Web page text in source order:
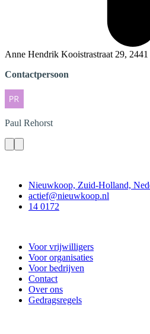
Anne Hendrik Kooistrastraat 29,
Contactpersoon
Paul Rehorst
Nieuwkoop, Zuid-Holland,
actief@nieuwkoop.nl
14 0172
Voor vrijwilligers
Voor organisaties
Voor bedrijven
Contact
Over ons
Gedragsregels